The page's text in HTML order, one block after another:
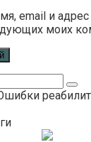
email и адрес
моих